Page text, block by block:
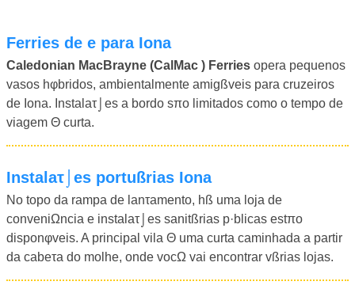
Ferries de e para Iona
Caledonian MacBrayne (CalMac ) Ferries opera pequenos
vasos hφbridos, ambientalmente amigßveis para cruzeiros
de Iona. Instalaτ⌡es a bordo sπo limitados como o tempo de
viagem Θ curta.
instalaτ⌡es portußrias Iona
No topo da rampa de lanτamento, hß uma loja de
conveniΩncia e instalaτ⌡es sanitßrias p·blicas estπo
disponφveis. A principal vila Θ uma curta caminhada a partir
da cabeτa do molhe, onde vocΩ vai encontrar vßrias lojas.